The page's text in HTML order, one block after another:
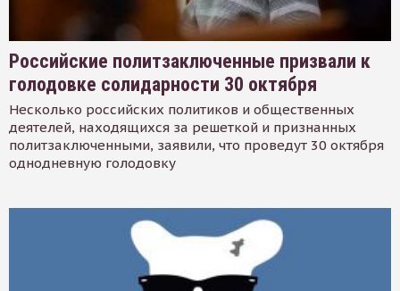
Российские политзаключенные призвали к
голодовке солидарности 30 октября
Несколько российских политиков и общественных
деятелей, находящихся за решеткой и признанных
политзаключенными, заявили, что проведут 30 октября
однодневную голодовку